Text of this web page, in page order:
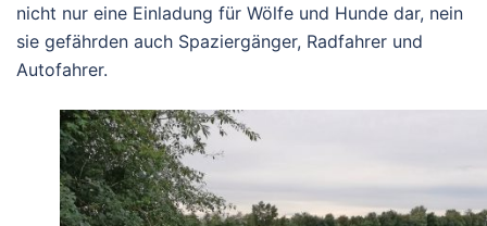
nicht nur eine Einladung für Wölfe und Hunde dar, nein
sie gefährden auch Spaziergänger, Radfahrer und
Autofahrer.